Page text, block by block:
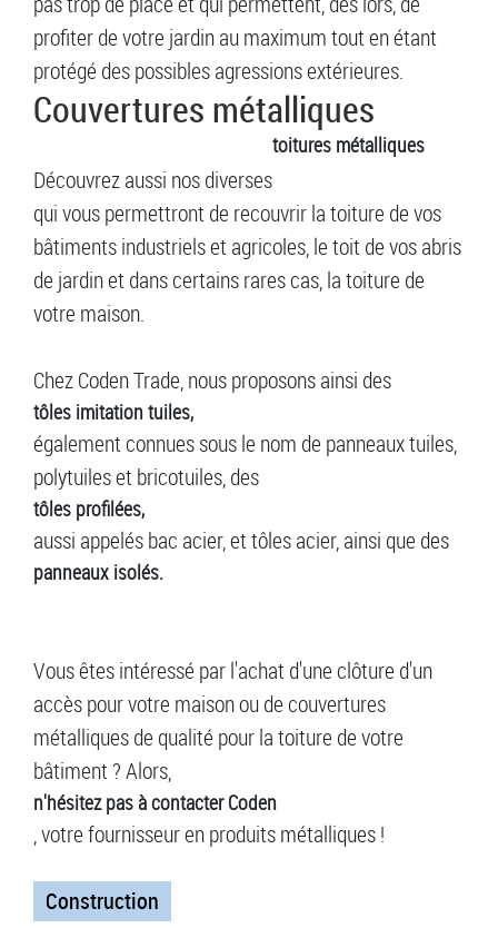
profiter de votre jardin au maximum tout en étant
protégé des possibles agressions extérieures.
Couvertures métalliques
Découvrez aussi nos diverses
toitures métalliques
qui vous permettront de recouvrir la toiture de vos
bâtiments industriels et agricoles, le toit de vos abris
de jardin et dans certains rares cas, la toiture de
votre maison.
Chez Coden Trade, nous proposons ainsi des
tôles imitation tuiles,
également connues sous le nom de panneaux tuiles,
polytuiles et bricotuiles, des
tôles profilées,
aussi appelés bac acier, et tôles acier, ainsi que des
panneaux isolés.
Vous êtes intéressé par l'achat d'une clôture d'un
accès pour votre maison ou de couvertures
métalliques de qualité pour la toiture de votre
bâtiment ? Alors,
n'hésitez pas à contacter Coden
, votre fournisseur en produits métalliques !
Construction